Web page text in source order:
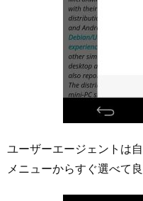
ユーザーエージェントは
メニューからすぐ選べて良